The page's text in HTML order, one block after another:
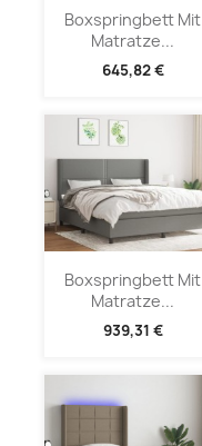
Boxspringbett Mit
Matratze...
645,82 €
Boxspringbett Mit
Matratze...
939,31 €